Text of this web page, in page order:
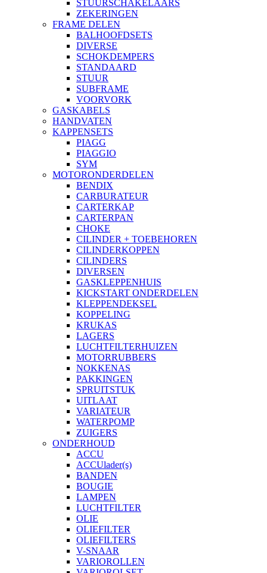
STUURSCHAKELAARS
ZEKERINGEN
FRAME DELEN
BALHOOFDSETS
DIVERSE
SCHOKDEMPERS
STANDAARD
STUUR
SUBFRAME
VOORVORK
GASKABELS
HANDVATEN
KAPPENSETS
PIAGG
PIAGGIO
SYM
MOTORONDERDELEN
BENDIX
CARBURATEUR
CARTERKAP
CARTERPAN
CHOKE
CILINDER + TOEBEHOREN
CILINDERKOPPEN
CILINDERS
DIVERSEN
GASKLEPPENHUIS
KICKSTART ONDERDELEN
KLEPPENDEKSEL
KOPPELING
KRUKAS
LAGERS
LUCHTFILTERHUIZEN
MOTORRUBBERS
NOKKENAS
PAKKINGEN
SPRUITSTUK
UITLAAT
VARIATEUR
WATERPOMP
ZUIGERS
ONDERHOUD
ACCU
ACCUlader(s)
BANDEN
BOUGIE
LAMPEN
LUCHTFILTER
OLIE
OLIEFILTER
OLIEFILTERS
V-SNAAR
VARIOROLLEN